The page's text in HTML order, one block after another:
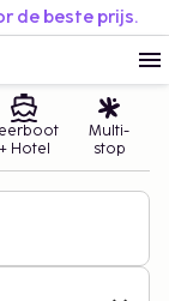
de beste prijs.
+ Hotel
Multi-
stop